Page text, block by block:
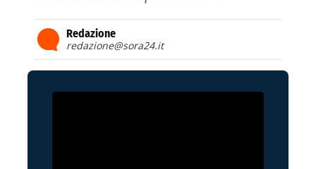
Redazione
redazione@sora24.it